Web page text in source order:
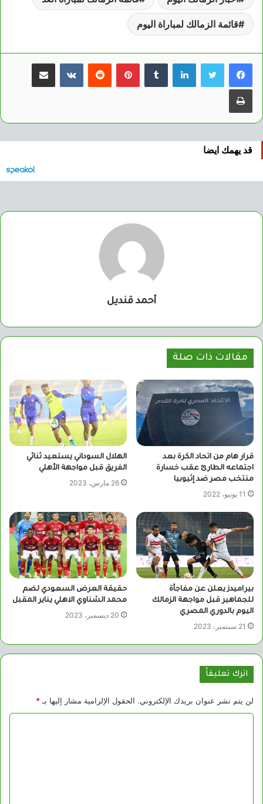
قائمة الزمالك لمباراة اليوم
لينكدإن بينتيريست مشاركة عبر البريد
طباعة
قد يهمك ايضا
أحمد قنديل
مقالات ذات صلة
قرار هام من اتحاد الكرة بعد
اجتماعه الطارئ عقب خسارة
منتخب مصر ضد إثيوبيا
11 يونيو، 2022
الهلال السوداني يستعيد ثنائي
الفريق قبل مواجهة الأهلي
26 مارس، 2023
بيراميدز يعلن عن مفاجأة
للجماهير قبل مواجهة الزمالك
اليوم بالدوري المصري
21 سبتمبر، 2023
حقيقة العرض السعودي لضم
محمد الشناوي الاهلي يناير المقبل
20 ديسمبر، 2023
اترك تعليقاً
لن يتم نشر عنوان بريدك الإلكتروني. الحقول الإلزامية مشار إليها بـ *